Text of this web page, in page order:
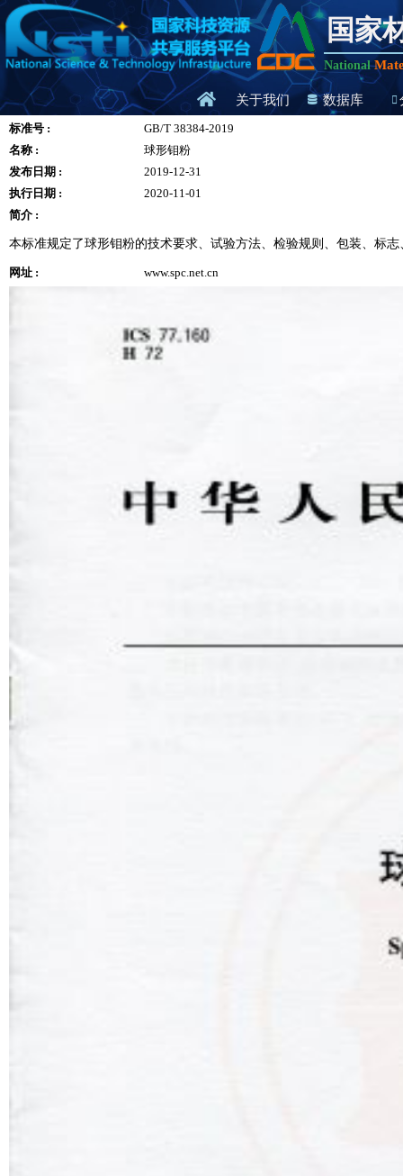
国家
National
关于我们 数据库
标准号 :
GB/T 38384-2019
名称 :
球形钼粉
发布日期 :
2019-12-31
执行日期 :
2020-11-01
简介 :
本标准规定了球形钼粉的技术要求、试验方法、检验规则、包装、标
网址 : www.spc.net.cn